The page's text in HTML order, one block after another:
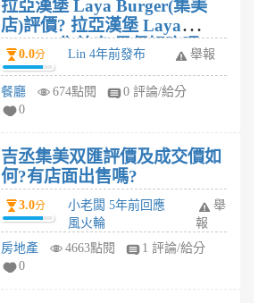
拉亞漢堡 Laya Burger(集美
店)評價? 拉亞漢堡 Laya
Burger(集美店)早餐好吃嗎?
0.0分 Lin 4年前發布 舉報
餐廳 674點閱
0 評論/給分
0
吉丞集美双匯評價及成交價如
何?有店面出售嗎?
3.0分
小老闆 5年前回應
風火輪
舉
報
房地產
4663點閱
1 評論/給分
0